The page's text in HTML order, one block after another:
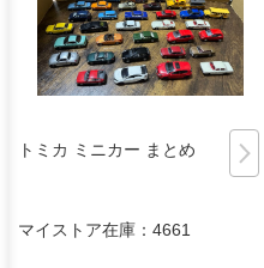
トミカ ミニカー まとめ
マイストア在庫： 4661